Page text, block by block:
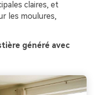
claires, et
les moulures,
généré avec